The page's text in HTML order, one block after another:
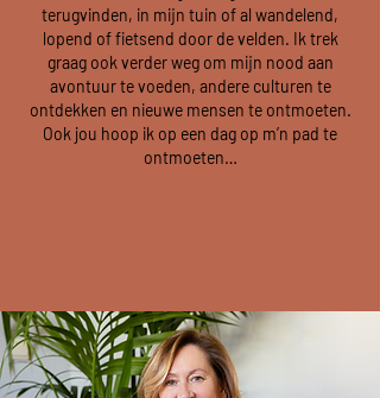
terugvinden, in mijn tuin of al wandelend,
lopend of fietsend door de velden. Ik trek
graag ook verder weg om mijn nood aan
avontuur te voeden, andere culturen te
ontdekken en nieuwe mensen te ontmoeten.
Ook jou hoop ik op een dag op m’n pad te
ontmoeten…